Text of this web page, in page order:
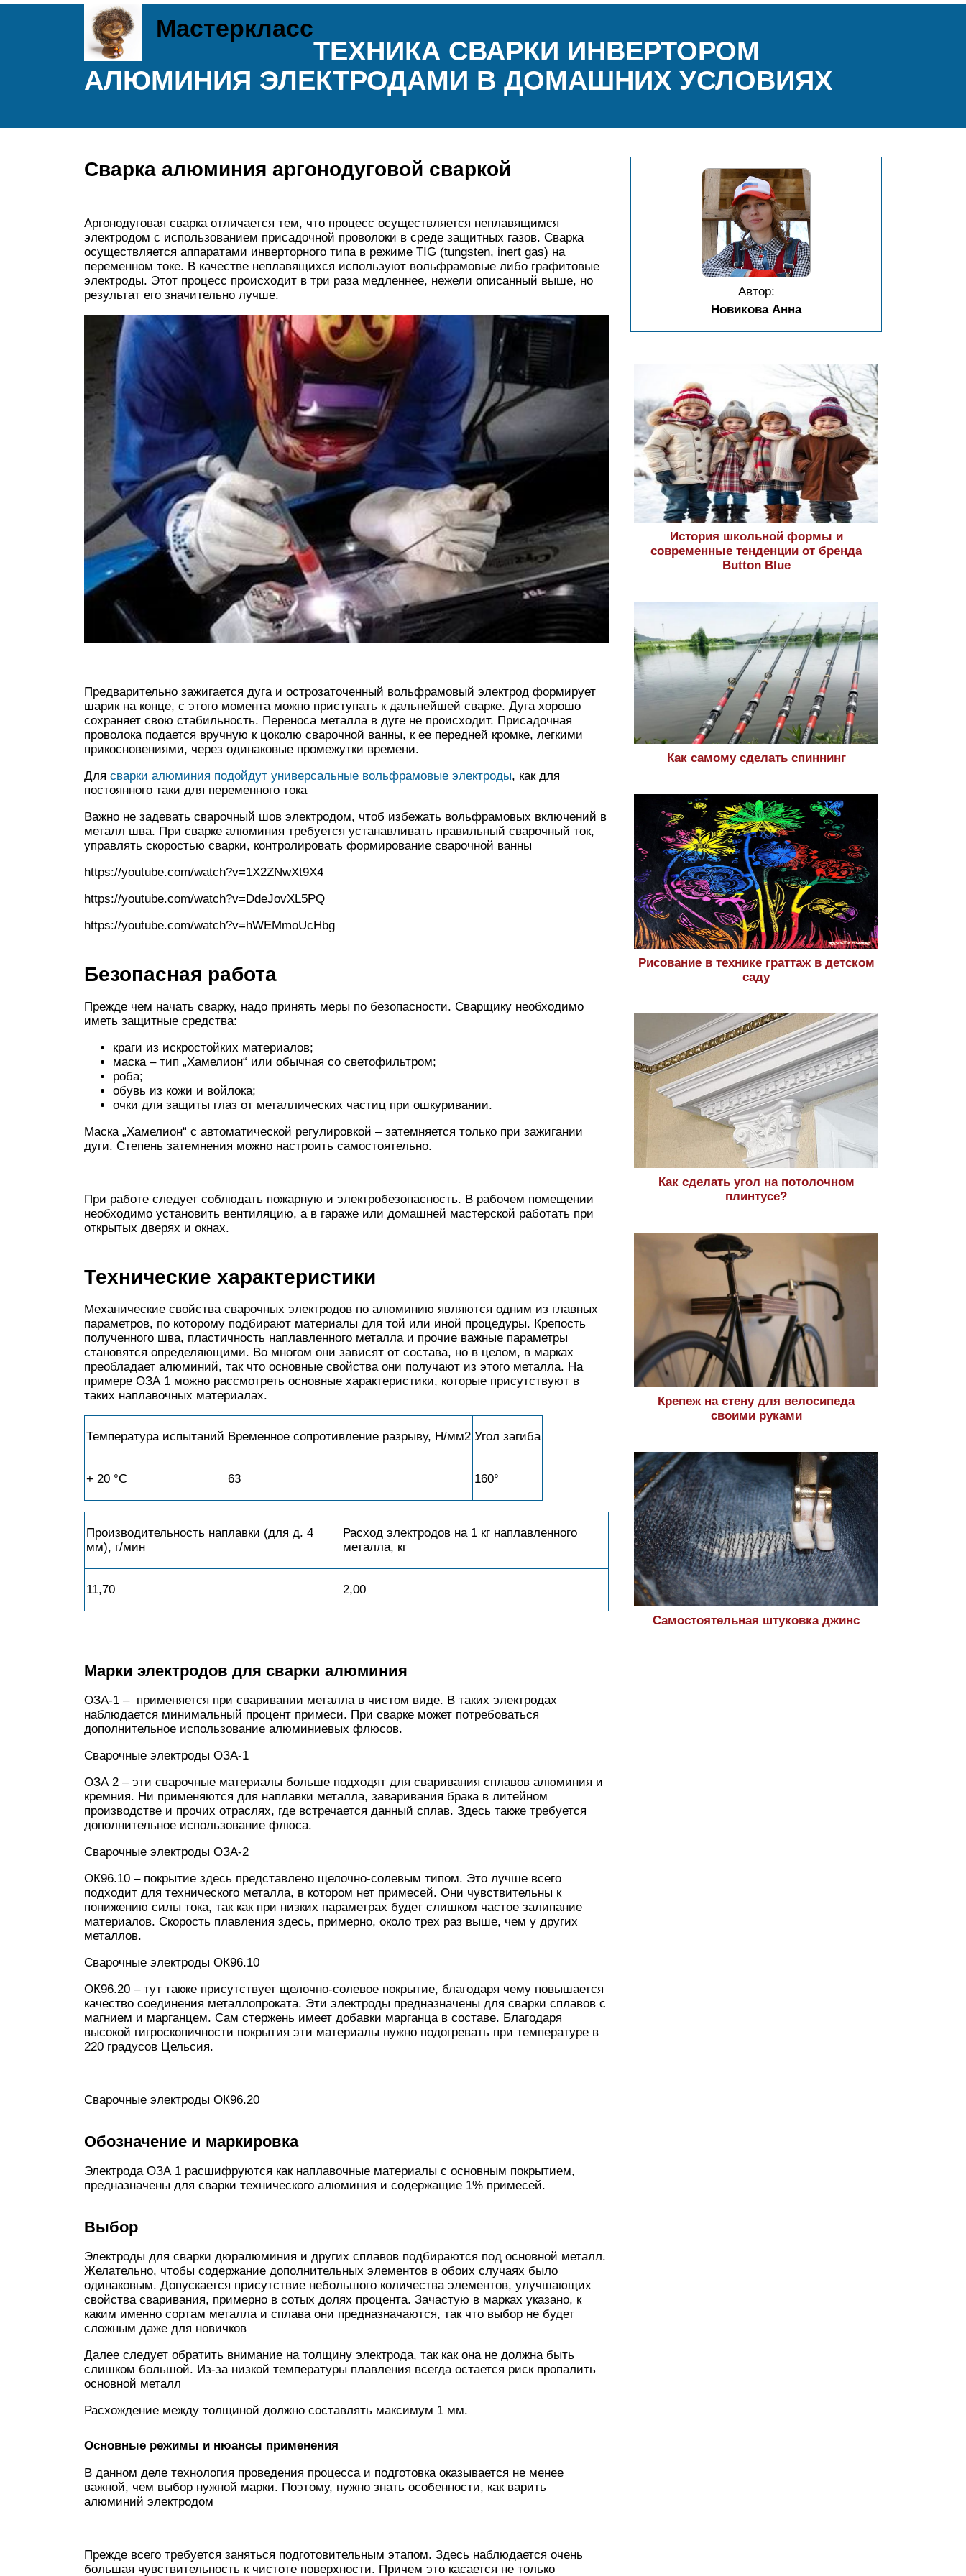
Мастеркласс
ТЕХНИКА СВАРКИ ИНВЕРТОРОМ
АЛЮМИНИЯ ЭЛЕКТРОДАМИ В ДОМАШНИХ УСЛОВИЯХ
Сварка алюминия аргонодуговой сваркой
Аргонодуговая сварка отличается тем, что процесс осуществляется неплавящимся
электродом с использованием присадочной проволоки в среде защитных газов. Сварка
осуществляется аппаратами инверторного типа в режиме TIG (tungsten, inert gas) на
переменном токе. В качестве неплавящихся используют вольфрамовые либо графитовые
электроды. Этот процесс происходит в три раза медленнее, нежели описанный выше, но
результат его значительно лучше.
Предварительно зажигается дуга и острозаточенный вольфрамовый электрод формирует
шарик на конце, с этого момента можно приступать к дальнейшей сварке. Дуга хорошо
сохраняет свою стабильность. Переноса металла в дуге не происходит. Присадочная
проволока подается вручную к цоколю сварочной ванны, к ее передней кромке, легкими
прикосновениями, через одинаковые промежутки времени.
Для сварки алюминия подойдут универсальные вольфрамовые электроды, как для
постоянного таки для переменного тока
Важно не задевать сварочный шов электродом, чтоб избежать вольфрамовых включений в
металл шва. При сварке алюминия требуется устанавливать правильный сварочный ток,
управлять скоростью сварки, контролировать формирование сварочной ванны
https://youtube.com/watch?v=1X2ZNwXt9X4
https://youtube.com/watch?v=DdeJovXL5PQ
https://youtube.com/watch?v=hWEMmoUcHbg
Безопасная работа
Прежде чем начать сварку, надо принять меры по безопасности. Сварщику необходимо
иметь защитные средства:
краги из искростойких материалов;
маска – тип „Хамелион“ или обычная со светофильтром;
роба;
обувь из кожи и войлока;
очки для защиты глаз от металлических частиц при ошкуривании.
Маска „Хамелион“ с автоматической регулировкой – затемняется только при зажигании
дуги. Степень затемнения можно настроить самостоятельно.
При работе следует соблюдать пожарную и электробезопасность. В рабочем помещении
необходимо установить вентиляцию, а в гараже или домашней мастерской работать при
открытых дверях и окнах.
Технические характеристики
Механические свойства сварочных электродов по алюминию являются одним из главных
параметров, по которому подбирают материалы для той или иной процедуры. Крепость
полученного шва, пластичность наплавленного металла и прочие важные параметры
становятся определяющими. Во многом они зависят от состава, но в целом, в марках
преобладает алюминий, так что основные свойства они получают из этого металла. На
примере ОЗА 1 можно рассмотреть основные характеристики, которые присутствуют в
таких наплавочных материалах.
Температура испытаний Временное сопротивление разрыву, Н/мм2 Угол загиба
+ 20 °С 63 160°
Производительность наплавки (для д. 4
мм), г/мин
Расход электродов на 1 кг наплавленного
металла, кг
11,70 2,00
Марки электродов для сварки алюминия
ОЗА-1 – применяется при сваривании металла в чистом виде. В таких электродах
наблюдается минимальный процент примеси. При сварке может потребоваться
дополнительное использование алюминиевых флюсов.
Сварочные электроды ОЗА-1
ОЗА 2 – эти сварочные материалы больше подходят для сваривания сплавов алюминия и
кремния. Ни применяются для наплавки металла, заваривания брака в литейном
производстве и прочих отраслях, где встречается данный сплав. Здесь также требуется
дополнительное использование флюса.
Сварочные электроды ОЗА-2
ОК96.10 – покрытие здесь представлено щелочно-солевым типом. Это лучше всего
подходит для технического металла, в котором нет примесей. Они чувствительны к
понижению силы тока, так как при низких параметрах будет слишком частое залипание
материалов. Скорость плавления здесь, примерно, около трех раз выше, чем у других
металлов.
Сварочные электроды ОК96.10
ОК96.20 – тут также присутствует щелочно-солевое покрытие, благодаря чему повышается
качество соединения металлопроката. Эти электроды предназначены для сварки сплавов с
магнием и марганцем. Сам стержень имеет добавки марганца в составе. Благодаря
высокой гигроскопичности покрытия эти материалы нужно подогревать при температуре в
220 градусов Цельсия.
Сварочные электроды ОК96.20
Обозначение и маркировка
Электрода ОЗА 1 расшифруются как наплавочные материалы с основным покрытием,
предназначены для сварки технического алюминия и содержащие 1% примесей.
Выбор
Электроды для сварки дюралюминия и других сплавов подбираются под основной металл.
Желательно, чтобы содержание дополнительных элементов в обоих случаях было
одинаковым. Допускается присутствие небольшого количества элементов, улучшающих
свойства сваривания, примерно в сотых долях процента. Зачастую в марках указано, к
каким именно сортам металла и сплава они предназначаются, так что выбор не будет
сложным даже для новичков
Далее следует обратить внимание на толщину электрода, так как она не должна быть
слишком большой. Из-за низкой температуры плавления всегда остается риск пропалить
основной металл
Расхождение между толщиной должно составлять максимум 1 мм.
Основные режимы и нюансы применения
В данном деле технология проведения процесса и подготовка оказывается не менее
важной, чем выбор нужной марки. Поэтому, нужно знать особенности, как варить
алюминий электродом
Прежде всего требуется заняться подготовительным этапом. Здесь наблюдается очень
большая чувствительность к чистоте поверхности. Причем это касается не только
Автор:
Новикова Анна
История школьной формы и
современные тенденции от бренда
Button Blue
Как самому сделать спиннинг
Рисование в технике граттаж в детском
саду
Как сделать угол на потолочном
плинтусе?
Крепеж на стену для велосипеда
своими руками
Самостоятельная штуковка джинс